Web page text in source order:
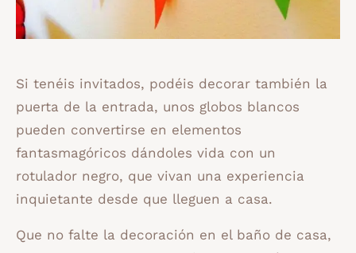
Si tenéis invitados, podéis decorar también la
puerta de la entrada, unos globos blancos
pueden convertirse en elementos
fantasmagóricos dándoles vida con un
rotulador negro, que vivan una experiencia
inquietante desde que lleguen a casa.
Que no falte la decoración en el baño de casa,